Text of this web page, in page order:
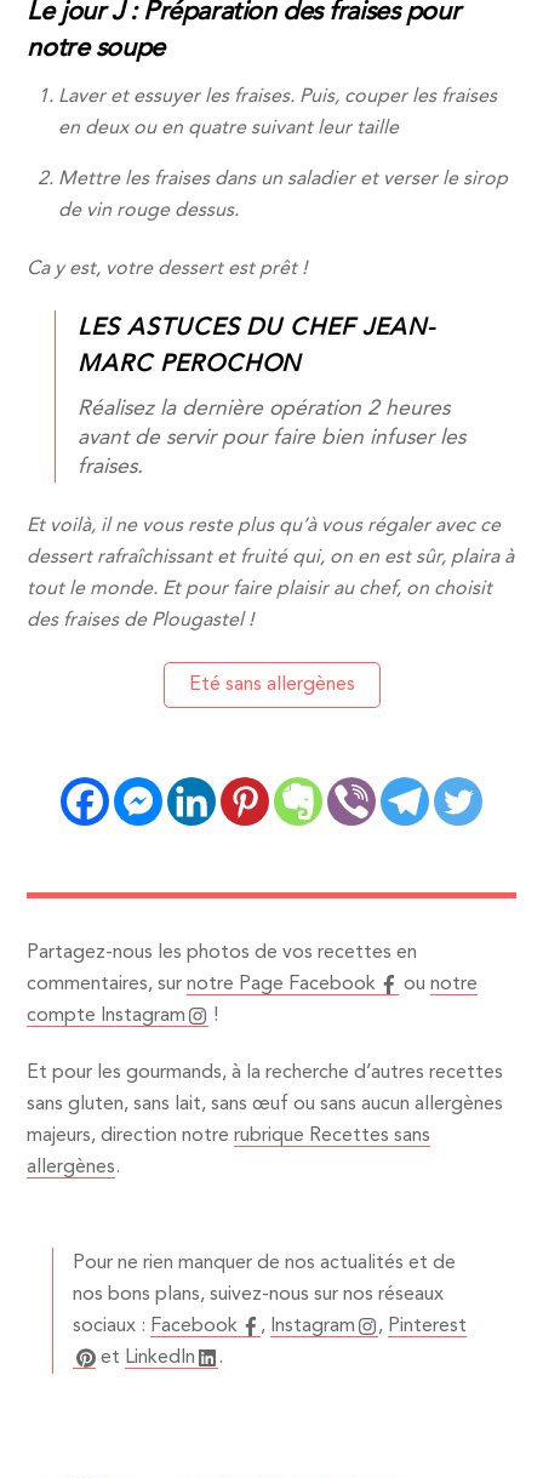
Le jour J : Préparation des fraises pour
notre soupe
Laver et essuyer les fraises. Puis, couper les fraises
en deux ou en quatre suivant leur taille
Mettre les fraises dans un saladier et verser le sirop
de vin rouge dessus.
Ca y est, votre dessert est prêt !
LES ASTUCES DU CHEF JEAN-
MARC PEROCHON
Réalisez la dernière opération 2 heures
avant de servir pour faire bien infuser les
fraises.
Et voilà, il ne vous reste plus qu’à vous régaler avec ce
dessert rafraîchissant et fruité qui, on en est sûr, plaira à
tout le monde. Et pour faire plaisir au chef, on choisit
des fraises de Plougastel !
Eté sans allergènes
Partagez-nous les photos de vos recettes en
commentaires, surnotre Page Facebook ounotre
compte Instagram
!
Et pour les gourmands, à la recherche d’autres recettes
sans gluten, sans lait, sans œuf ou sans aucun allergènes
majeurs, direction notrerubrique Recettes sans
allergènes.
Pour ne rien manquer de nos actualités et de
nos bons plans, suivez-nous sur nos réseaux
sociaux : Facebook , Instagram , Pinterest
et LinkedIn .